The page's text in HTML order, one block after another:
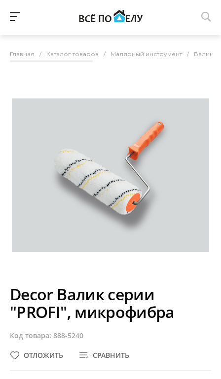
Главная / Каталог товаров / Малярный инструмент / Валики
Decor Валик серии
"PROFI", микрофибра
Код товара: 888-5240
СРАВНИТЬ
ОТЛОЖИТЬ